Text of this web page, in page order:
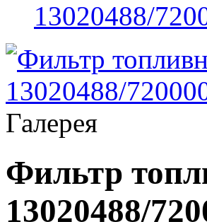
13020488/
Галерея
Фильтр
13020488/